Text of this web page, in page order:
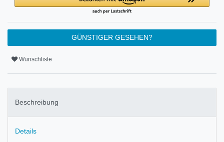
GÜNSTIGER GESEHEN?
Wunschliste
Beschreibung
Details